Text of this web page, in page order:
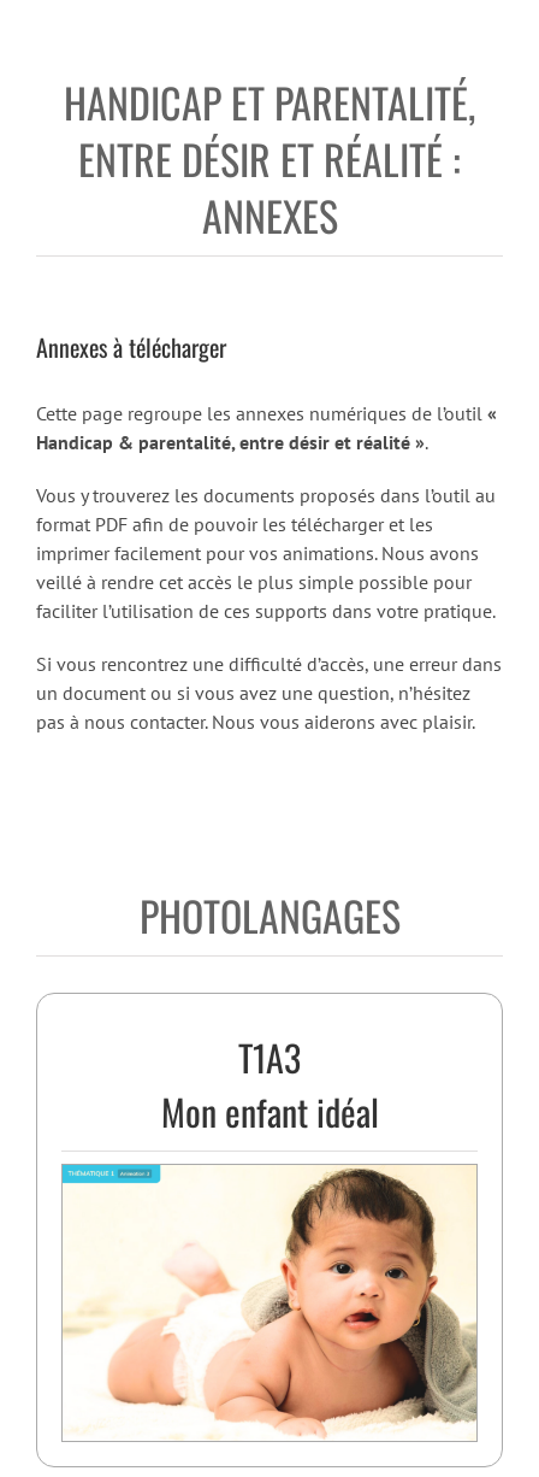
HANDICAP ET PARENTALITÉ,
ENTRE DÉSIR ET RÉALITÉ :
ANNEXES
Annexes à télécharger
Cette page regroupe les annexes numériques de l’outil «
Handicap & parentalité, entre désir et réalité ».
Vous y trouverez les documents proposés dans l’outil au
format PDF afin de pouvoir les télécharger et les
imprimer facilement pour vos animations. Nous avons
veillé à rendre cet accès le plus simple possible pour
faciliter l’utilisation de ces supports dans votre pratique.
Si vous rencontrez une difficulté d’accès, une erreur dans
un document ou si vous avez une question, n’hésitez
pas à nous contacter. Nous vous aiderons avec plaisir.
PHOTOLANGAGES
T1A3
Mon enfant idéal